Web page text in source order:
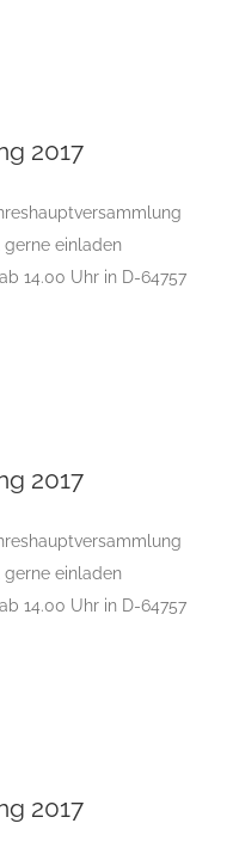
2017
einladen
14.00 Uhr in D-64757
2017
einladen
14.00 Uhr in D-64757
2017